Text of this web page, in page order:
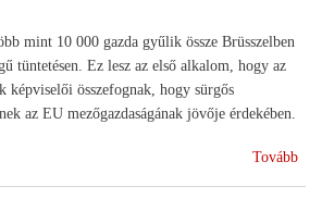
mint 10 000 gazda gyűlik össze Brüsszelben
tüntetésen. Ez lesz az első alkalom, hogy az
képviselői összefognak, hogy sürgős
az EU mezőgazdaságának jövője érdekében.
Tovább